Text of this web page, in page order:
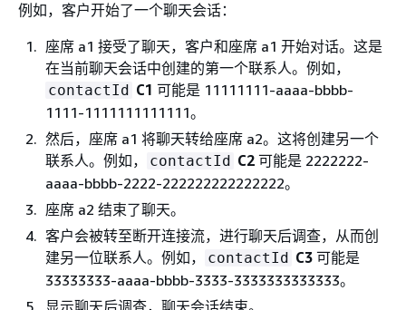
例如，客户开始了一个聊天会话：
座席 a1 接受了聊天，客户和座席 a1 开始对话。这是
在当前聊天会话中创建的第一个联系人。例如，
contactId C1 可能是 11111111-aaaa-bbbb-
1111-1111111111111。
然后，座席 a1 将聊天转给座席 a2。这将创建另一个
联系人。例如，
contactId C2 可能是 2222222-
aaaa-bbbb-2222-222222222222222。
座席 a2 结束了聊天。
客户会被转至断开连接流，进行聊天后调查，从而创
建另一位联系人。例如，
contactId C3 可能是
33333333-aaaa-bbbb-3333-3333333333333。
显示聊天后调查，聊天会话结束。